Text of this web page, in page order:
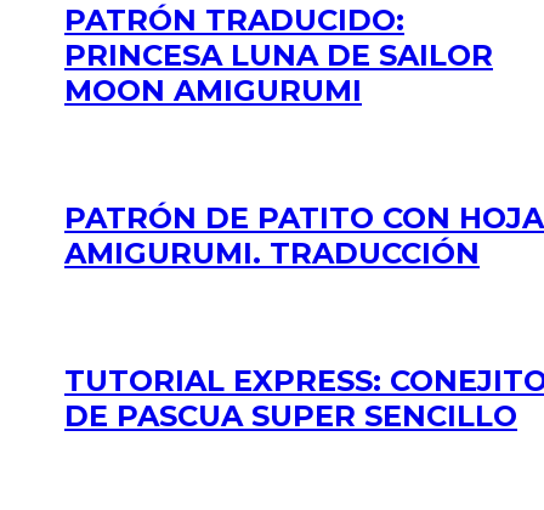
PATRÓN TRADUCIDO:
PRINCESA LUNA DE SAILOR
MOON AMIGURUMI
PATRÓN DE PATITO CON HOJA
AMIGURUMI. TRADUCCIÓN
TUTORIAL EXPRESS:
DE PASCUA SUPER SENCILLO